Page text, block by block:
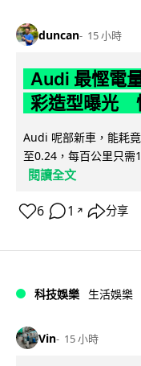
duncan 15 小時
Audi 最慳電
彩造型曝光
Audi 呢部新車，能耗
至0.24，每百公里只
閱讀全文
6 1 ↗ 分享
科技娛樂 生活娛樂
Vin 15 小時